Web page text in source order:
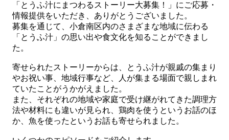
「とうふ汁にまつわるストーリー大募集！」にご応募・
情報提供をいただき、ありがとうございました。
募集を通じて、小倉南区内のさまざまな地域に伝わる
「とうふ汁」の思い出や食文化を知ることができまし
た。
寄せられたストーリーからは、とうふ汁が親戚の集まり
やお祝い事、地域行事など、人が集まる場面で親しまれ
ていたことがうかがえました。
また、それぞれの地域や家庭で受け継がれてきた調理方
法や材料にも違いが見られ、鶏肉を使うというお話のほ
か、魚を使ったというお話も寄せられました。